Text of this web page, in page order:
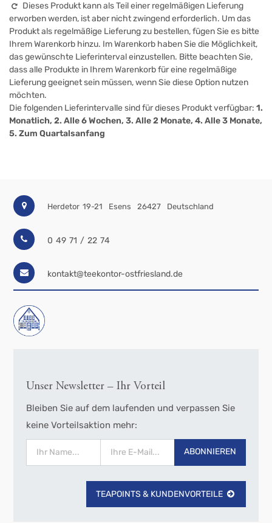
Dieses Produkt kann als Teil einer regelmäßigen Lieferung
erworben werden, ist aber nicht zwingend erforderlich. Um das
Produkt als regelmäßige Lieferung zu bestellen, fügen Sie es bitte
Ihrem Warenkorb hinzu. Im Warenkorb haben Sie die Möglichkeit,
das gewünschte Lieferinterval einzustellen. Bitte beachten Sie,
dass alle Produkte in Ihrem Warenkorb für eine regelmäßige
Lieferung geeignet sein müssen, wenn Sie diese Option nutzen
möchten.
Die folgenden Lieferintervalle sind für dieses Produkt verfügbar: 1.
Monatlich, 2. Alle 6 Wochen, 3. Alle 2 Monate, 4. Alle 3 Monate,
5. Zum Quartalsanfang
Herdetor 19-21 Esens 26427 Deutschland
0 49 71 / 22 74
kontakt@teekontor-ostfriesland.de
Unser Newsletter – Ihr Vorteil
Bleiben Sie auf dem laufenden und verpassen Sie
keine Vorteilsaktion mehr:
ABONNIEREN
TEAPOINTS & KUNDENVORTEILE